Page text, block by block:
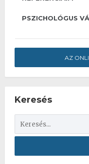
PSZICHOLÓGUS
AZ
Keresés